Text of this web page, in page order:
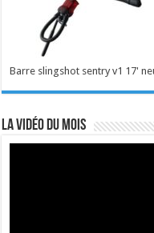
Barre slingshot sentry v1 17'
La vidéo du mois